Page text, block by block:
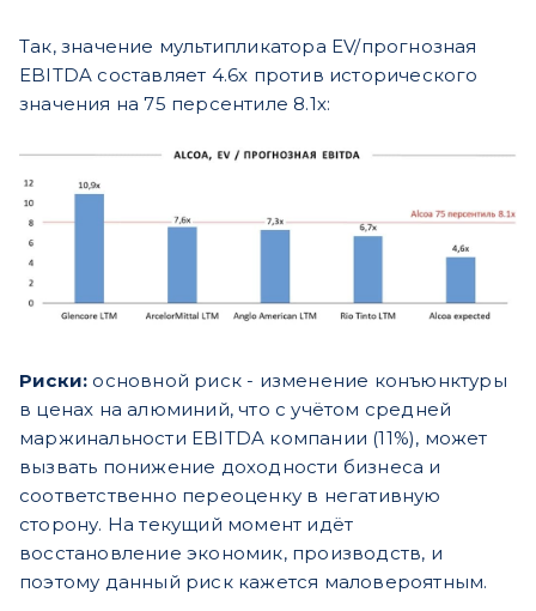
Так, значение мультипликатора EV/прогнозная
EBITDA составляет 4.6х против исторического
значения на 75 персентиле 8.1х:
Риски: основной риск - изменение конъюнктуры
в ценах на алюминий, что с учётом средней
маржинальности EBITDA компании (11%), может
вызвать понижение доходности бизнеса и
соответственно переоценку в негативную
сторону. На текущий момент идёт
восстановление экономик, производств, и
поэтому данный риск кажется маловероятным.